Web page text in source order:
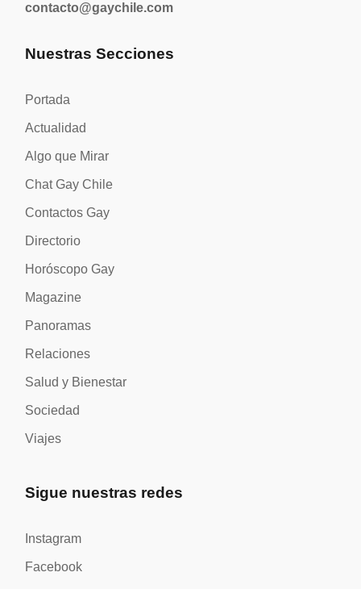
contacto@gaychile.com
Nuestras Secciones
Portada
Actualidad
Algo que Mirar
Chat Gay Chile
Contactos Gay
Directorio
Horóscopo Gay
Magazine
Panoramas
Relaciones
Salud y Bienestar
Sociedad
Viajes
Sigue nuestras redes
Instagram
Facebook